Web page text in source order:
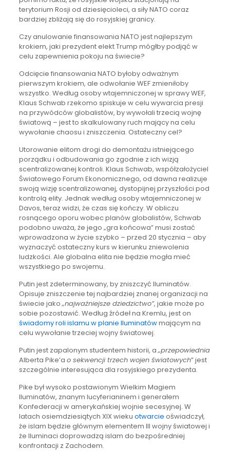
terytorium Rosji od dziesięcioleci, a siły NATO coraz
bardziej zbliżają się do rosyjskiej granicy.
Czy anulowanie finansowania NATO jest najlepszym
krokiem, jaki prezydent elekt Trump mógłby podjąć w
celu zapewnienia pokoju na świecie?
Odcięcie finansowania NATO byłoby odważnym
pierwszym krokiem, ale odwołanie WEF zmieniłoby
wszystko. Według osoby wtajemniczonej w sprawy WEF,
Klaus Schwab rzekomo spiskuje w celu wywarcia presji
na przywódców globalistów, by wywołali trzecią wojnę
światową – jest to skalkulowany ruch mający na celu
wywołanie chaosu i zniszczenia. Ostateczny cel?
Utorowanie elitom drogi do demontażu istniejącego
porządku i odbudowania go zgodnie z ich wizją
scentralizowanej kontroli. Klaus Schwab, współzałożyciel
Światowego Forum Ekonomicznego, od dawna realizuje
swoją wizję scentralizowanej, dystopijnej przyszłości pod
kontrolą elity. Jednak według osoby wtajemniczonej w
Davos, teraz widzi, że czas się kończy. W obliczu
rosnącego oporu wobec planów globalistów, Schwab
podobno uważa, że jego „gra końcowa” musi zostać
wprowadzona w życie szybko – przed 20 stycznia – aby
wyznaczyć ostateczny kurs w kierunku zniewolenia
ludzkości. Ale globalna elita nie będzie mogła mieć
wszystkiego po swojemu.
Putin jest zdeterminowany, by zniszczyć Iluminatów.
Opisuje zniszczenie tej najbardziej znanej organizacji na
świecie jako„najważniejsze dziedzictwo”, jakie może po
sobie pozostawić. Według źródeł na Kremlu, jest on
świadomy roli islamu w planie Iluminatówmającym na
celu wywołanie trzeciej wojny światowej.
Putin jest zapalonym studentem historii, a„przepowiednia
Alberta Pike’a o sekwencji trzech wojen światowych” jest
szczególnie interesująca dla rosyjskiego prezydenta.
Pike był wysoko postawionym Wielkim Magiem
Iluminatów, znanym lucyferianinem i generałem
Konfederacji w amerykańskiej wojnie secesyjnej. W
latach osiemdziesiątych XIX wieku otwarcie oświadczył,
że islam będzie głównym elementem III wojny światowej i
że Iluminaci doprowadzą islam do bezpośredniej
konfrontacji z Zachodem.